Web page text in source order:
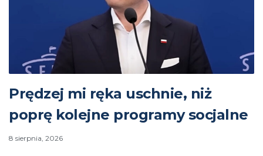
Prędzej mi ręka uschnie, niż
poprę kolejne programy socjalne
8 sierpnia, 2026